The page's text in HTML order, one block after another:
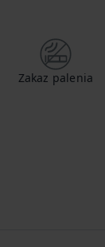
Zakaz palenia